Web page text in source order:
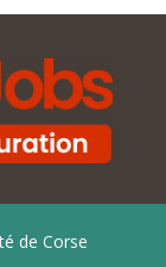
de Corse